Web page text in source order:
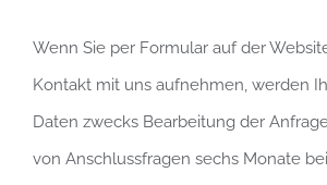
Wenn Sie per Formular auf der
Kontakt mit uns aufnehmen, werden
Daten zwecks Bearbeitung der
von Anschlussfragen sechs Monate